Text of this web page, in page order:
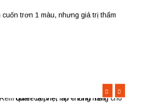
trơn 1 màu, nhưng giá trị thẩm